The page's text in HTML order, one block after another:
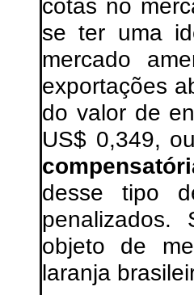
cotas no
se ter uma
mercado
exportações
do valor de
US$ 0,349,
desse tipo
penalizados.
objeto de
laranja